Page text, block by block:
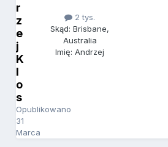
r
z
e
j
K
l
o
s
Opublikowano
31
Marca
2 tys.
Skąd: Brisbane,
Australia
Imię: Andrzej